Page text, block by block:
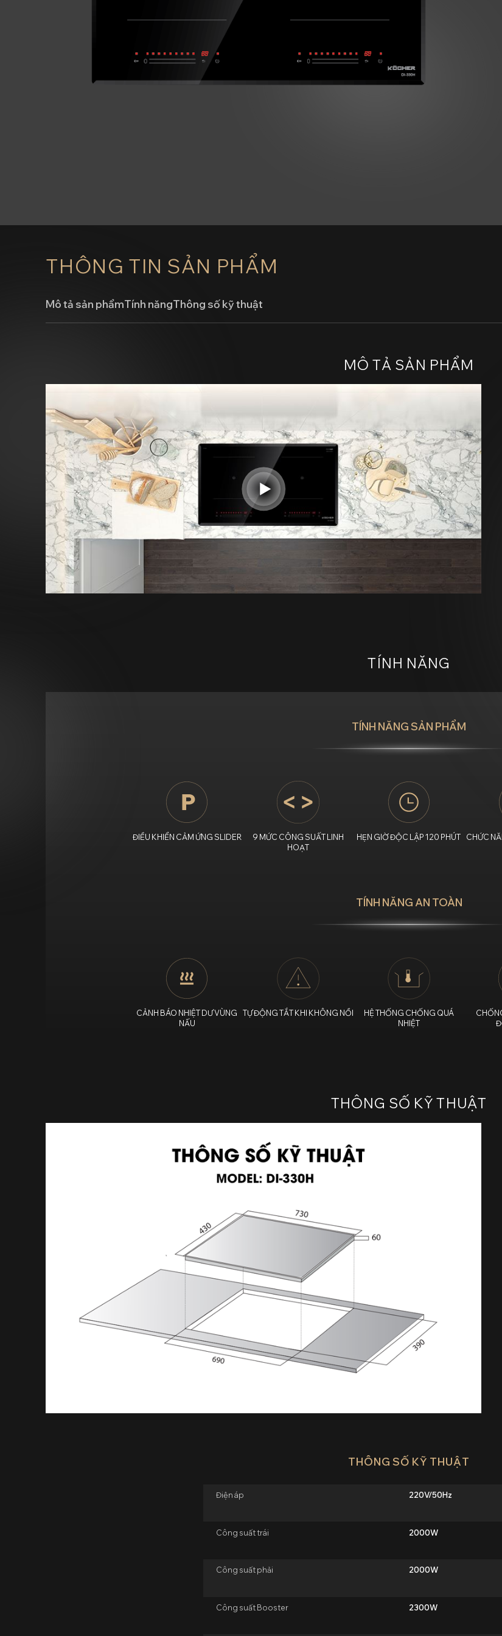
THÔNG TIN SẢN PHẨM
Mô tả sản phẩmTính năngThông số kỹ thuật
MÔ TẢ SẢN PHẨM
TÍNH NĂNG
TÍNH NĂNG SẢN PHẨM
ĐIỀU KHIỂN CẢM ỨNG SLIDER
9 MỨC CÔNG SUẤT LINH
HOẠT
HẸN GIỜ ĐỘC LẬP 120 PHÚT
CHỨC
TÍNH NĂNG AN TOÀN
CẢNH BÁO NHIỆT DƯ VÙNG
NẤU
TỰ ĐỘNG TẮT KHI KHÔNG NỒI
HỆ THỐNG CHỐNG QUÁ
NHIỆT
THÔNG SỐ KỸ THUẬT
THÔNG SỐ KỸ THUẬT
Điện áp 220V/50Hz
Công suất trái 2000W
Công suất phải 2000W
Công suất Booster 2300W